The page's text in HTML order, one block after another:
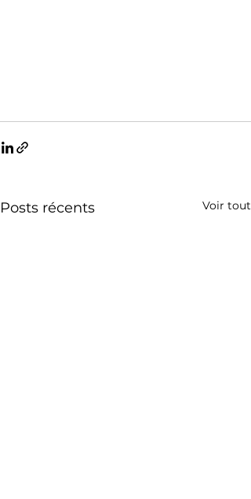
Posts récents Voir tout